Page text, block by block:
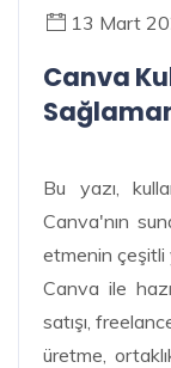
13 Mart
Canva
Bu yazı,
Canva'nın
etmenin çeşitli
Canva ile
satışı,
üretme,